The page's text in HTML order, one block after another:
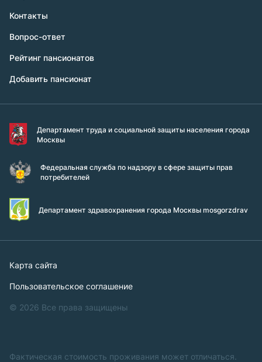
Контакты
Вопрос-ответ
Рейтинг пансионатов
Добавить пансионат
Департамент труда и социальной защиты населения города
Москвы
Федеральная служба по надзору в сфере защиты прав
потребителей
Департамент здравохранения города Москвы mosgorzdrav
Карта сайта
Пользовательское соглашение
© 2026 Все права защищены
Фактическая стоимость проживания может отличаться.